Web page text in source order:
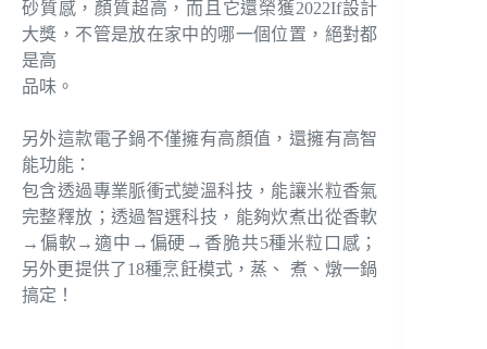
砂質感，顏質超高，而且它還榮獲2022If設計
大獎，不管是放在家中的哪一個位置，絕對都
是高
品味。
另外這款電子鍋不僅擁有高顏值，還擁有高智
能功能：
包含透過專業脈衝式變溫科技，能讓米粒香氣
完整釋放；透過智選科技，能夠炊煮出從香軟
→偏軟→適中→偏硬→香脆共5種米粒口感；
另外更提供了18種烹飪模式，蒸、 煮、燉一鍋
搞定！